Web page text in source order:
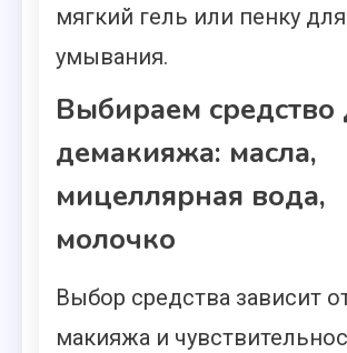
мягкий гель или пенку для
умывания.
Выбираем средство
демакияжа: масла,
мицеллярная вода,
молочко
Выбор средства зависит
макияжа и